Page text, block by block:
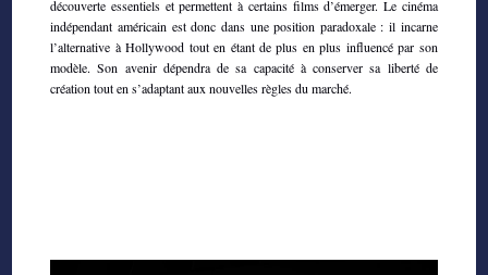
découverte essentiels et permettent à certains films d’émerger. Le cinéma
indépendant américain est donc dans une position paradoxale : il incarne
l’alternative à Hollywood tout en étant de plus en plus influencé par son
modèle. Son avenir dépendra de sa capacité à conserver sa liberté de
création tout en s’adaptant aux nouvelles règles du marché.